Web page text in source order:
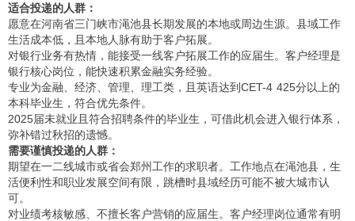
适合投递的人群：
愿意在河南省三门峡市渑池县长期发展的本地或周边生源。县域工作
生活成本低，且本地人脉有助于客户拓展。
对银行业务有热情，能接受一线客户拓展工作的应届生。客户经理是
银行核心岗位，能快速积累金融实务经验。
专业为金融、经济、管理、理工类，且英语达到CET-4 425分以上的
本科毕业生，符合优先条件。
2025届未就业且符合招聘条件的毕业生，可借此机会进入银行体系，
弥补错过秋招的遗憾。
需要谨慎投递的人群：
期望在一二线城市或省会郑州工作的求职者。工作地点在渑池县，生
活便利性和职业发展空间有限，跳槽时县域经历可能不被大城市认
可。
对业绩考核敏感、不擅长客户营销的应届生。客户经理岗位通常有明